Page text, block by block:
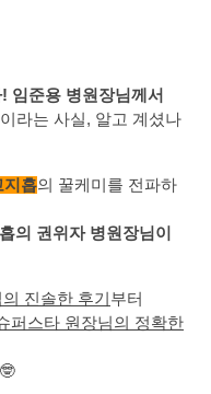
임준용 병원장님께서
이라는 사실, 알고 계셨나
지흡의 꿀케미를 전파하
의 권위자 병원장님이
진솔한 후기 부터
퍼스타 원장님의 정확한